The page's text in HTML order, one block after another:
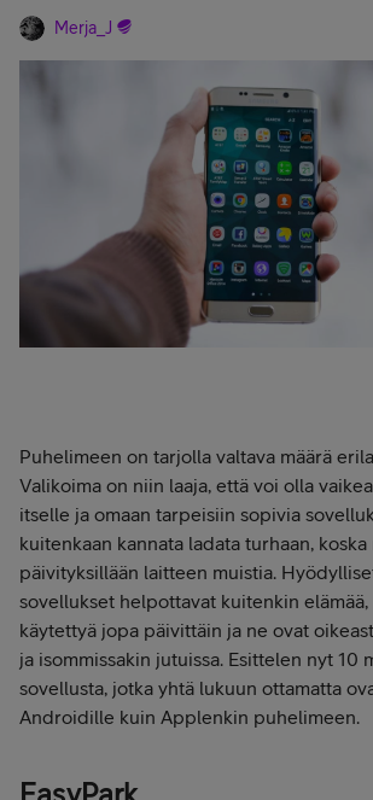
Merja_J
Puhelimeen on tarjolla valtava määrä
Valikoima on niin laaja, että voi olla
itselle ja omaan tarpeisiin sopivia
kuitenkaan kannata ladata turhaan,
päivityksillään laitteen muistia.
sovellukset helpottavat kuitenkin
käytettyä jopa päivittäin ja ne ovat
ja isommissakin jutuissa. Esittelen nyt 10
sovellusta, jotka yhtä lukuun ottamatta
Androidille kuin Applenkin puhelimeen.